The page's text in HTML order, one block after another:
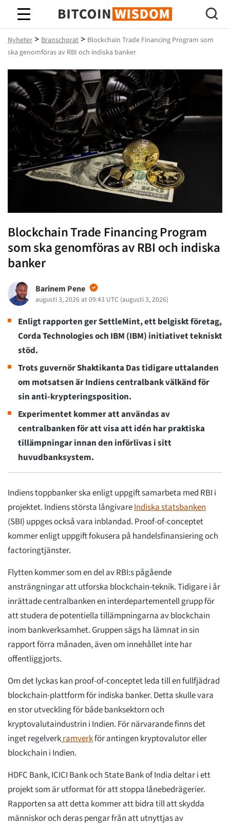
Bitcoin Wisdom
Nyheter > Branschprat > Blockchain Trade Financing Program som
ska genomföras av RBI och indiska banker
Blockchain Trade Financing Program
som ska genomföras av RBI och indiska
banker
Barinem Pene
augusti 3, 2026 at 09:43 UTC (augusti 3, 2026)
Enligt rapporten ger SettleMint, ett belgiskt företag,
Corda Technologies och IBM (IBM) initiativet tekniskt
stöd.
Trots guvernör Shaktikanta Das tidigare uttalanden
om motsatsen är Indiens centralbank välkänd för
sin anti-krypteringsposition.
Experimentet kommer att användas av
centralbanken för att visa att idén har praktiska
tillämpningar innan den införlivas i sitt
huvudbanksystem.
Indiens toppbanker ska enligt uppgift samarbeta med RBI i
projektet. Indiens största långivareIndiska statsbanken
(SBI) uppges också vara inblandad. Proof-of-conceptet
kommer enligt uppgift fokusera på handelsfinansiering och
factoringtjänster.
Flytten kommer som en del av RBI:s pågående
ansträngningar att utforska blockchain-teknik. Tidigare i år
inrättade centralbanken en interdepartementell grupp för
att studera de potentiella tillämpningarna av blockchain
inom bankverksamhet. Gruppen sägs ha lämnat in sin
rapport förra månaden, även om innehållet inte har
offentliggjorts.
Om det lyckas kan proof-of-conceptet leda till en fullfjädrad
blockchain-plattform för indiska banker. Detta skulle vara
en stor utveckling för både banksektorn och
kryptovalutaindustrin i Indien. För närvarande finns det
inget regelverkramverkför antingen kryptovalutor eller
blockchain i Indien.
HDFC Bank, ICICI Bank och State Bank of India deltar i ett
projekt som är utformat för att stoppa lånebedrägerier.
Rapporten sa att detta kommer att bidra till att skydda
människor och deras pengar från att utnyttjas av